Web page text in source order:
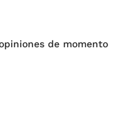
de momento